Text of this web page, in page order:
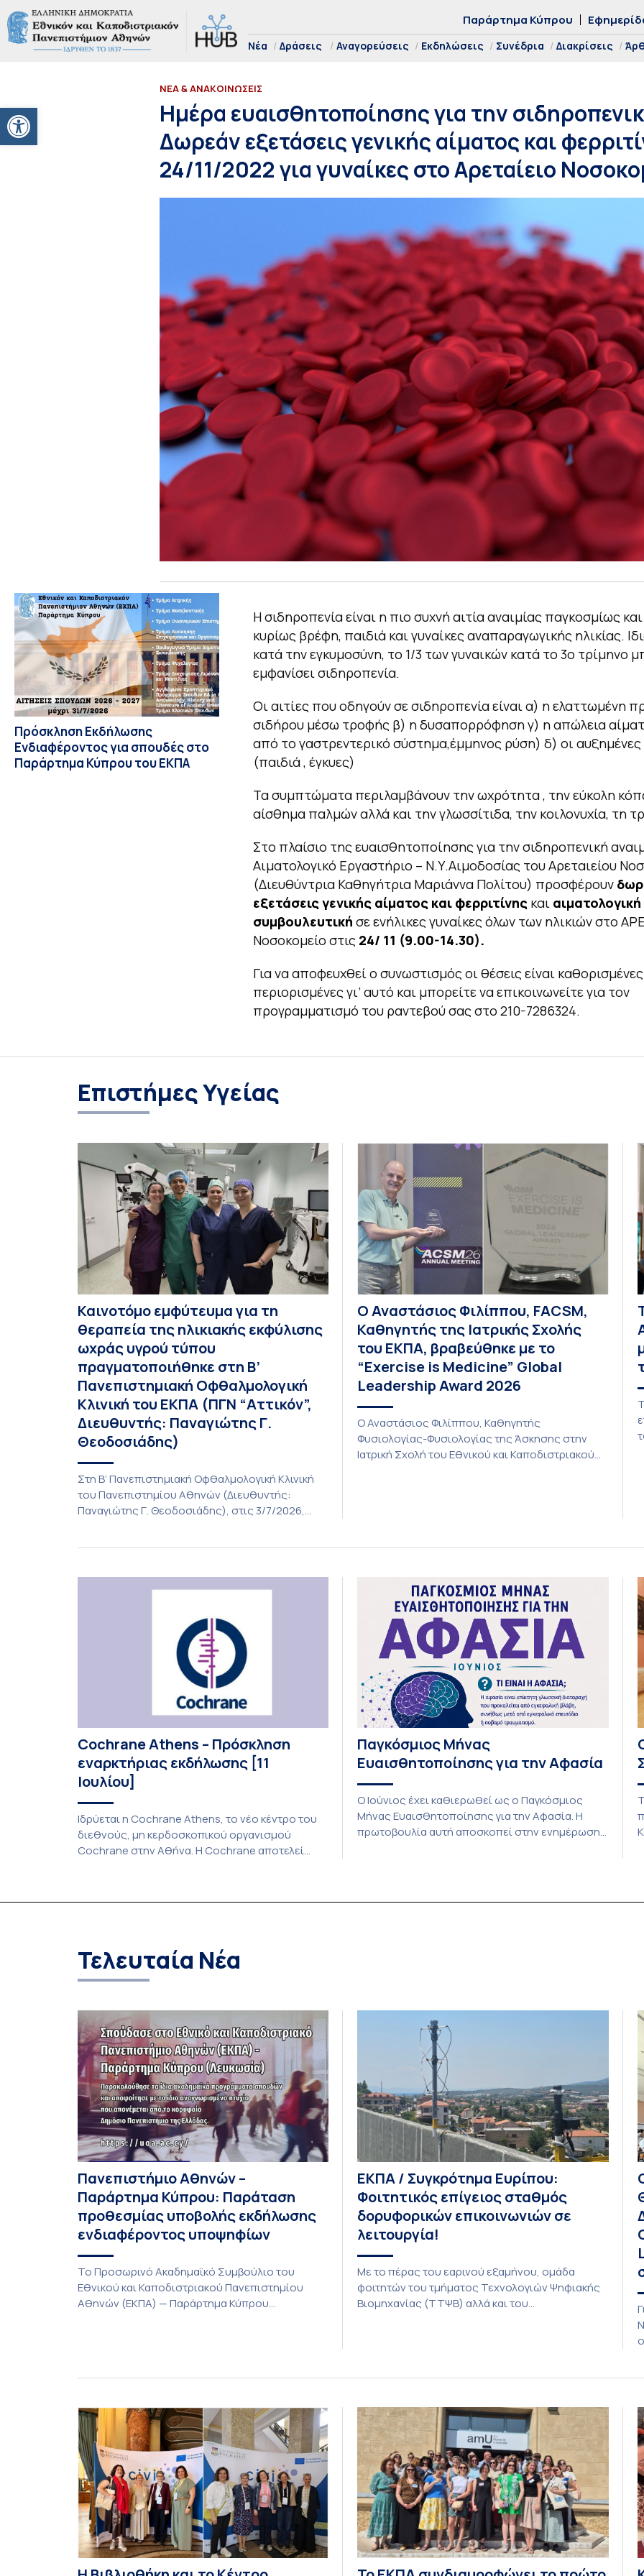
Ανοίξτε τη γραμμή εργαλείων
Παράρτημα Κύπρου
Νέα Δράσεις Αναγορεύσεις Εκδηλώσεις Συνέδρια Διακρίσεις
ΝΕΑ & ΑΝΑΚΟΙΝΩΣΕΙΣ
Ημέρα ευαισθητοποίησης για την
Δωρεάν εξετάσεις γενικής αίματος και
24/11/2022 για γυναίκες στο Αρεταίειο
Πρόσκληση Εκδήλωσης
Ενδιαφέροντος για σπουδές στο
Παράρτημα Κύπρου του ΕΚΠΑ
Η σιδηροπενία είναι η πιο συχνή αιτία αναιμίας παγκοσμίως
κυρίως βρέφη, παιδιά και γυναίκες αναπαραγωγικής ηλικίας.
κατά την εγκυμοσύνη, το 1/3 των γυναικών κατά το 3ο τρίμηνο
εμφανίσει σιδηροπενία.
Οι αιτίες που οδηγούν σε σιδηροπενία είναι α) η ελαττωμένη
σιδήρου μέσω τροφής β) η δυσαπορρόφηση γ) η απώλεια
από το γαστρεντερικό σύστημα,έμμηνος ρύση) δ) οι αυξημένες
(παιδιά , έγκυες)
Τα συμπτώματα περιλαμβάνουν την ωχρότητα , την εύκολη
αίσθημα παλμών αλλά και την γλωσσίτιδα, την κοιλονυχία, τη
Στο πλαίσιο της ευαισθητοποίησης για την σιδηροπενική
Αιματολογικό Εργαστήριο – Ν.Υ.Αιμοδοσίας του Αρεταιείου
(Διευθύντρια Καθηγήτρια Μαριάννα Πολίτου) προσφέρουν
εξετάσεις γενικής αίματος και φερριτίνης και αιματολογική
συμβουλευτική σε ενήλικες γυναίκες όλων των ηλικιών στο
Νοσοκομείο στις 24/ 11 (9.00-14.30).
Για να αποφευχθεί ο συνωστισμός οι θέσεις είναι
περιορισμένες γι’ αυτό και μπορείτε να επικοινωνείτε για τον
προγραμματισμό του ραντεβού σας στο 210-7286324.
Επιστήμες Υγείας
Καινοτόμο εμφύτευμα για τη
θεραπεία της ηλικιακής εκφύλισης
ωχράς υγρού τύπου
πραγματοποιήθηκε στη Β’
Πανεπιστημιακή Οφθαλμολογική
Κλινική του ΕΚΠΑ (ΠΓΝ “Αττικόν”,
Διευθυντής: Παναγιώτης Γ.
Θεοδοσιάδης)
Στη Β’ Πανεπιστημιακή Οφθαλμολογική Κλινική
του Πανεπιστημίου Αθηνών (Διευθυντής:
Παναγιώτης Γ. Θεοδοσιάδης), στις 3/7/2026,
Sightspire σε ασθενή 82 ετών με ηλικιακή
εκφύλιση ωχράς υγρού τύπου. Το ένθεμα αυτό
νεοαγγειακή ηλικιακή εκφύλιση ωχράς, […]
Ο Αναστάσιος Φιλίππου, FACSM,
Καθηγητής της Ιατρικής Σχολής
του ΕΚΠΑ, βραβεύθηκε με το
“Exercise is Medicine” Global
Leadership Award 2026
Ο Αναστάσιος Φιλίππου, Καθηγητής
Φυσιολογίας-Φυσιολογίας της Άσκησης στην
Ιατρική Σχολή του Εθνικού και Καποδιστριακού
προσωπικότητες, των οποίων η ηγετική δράση
Cochrane Athens – Πρόσκληση
εναρκτήριας εκδήλωσης [11
Ιουλίου]
Ιδρύεται η Cochrane Athens, το νέο κέντρο του
διεθνούς, μη κερδοσκοπικού οργανισμού
Cochrane στην Αθήνα. Η Cochrane αποτελεί
Φορείς Χάραξης Πολιτικής Υγείας,
Οργανισμούς, επαγγελματίες υγείας, ασθενείς
Παγκόσμιος Μήνας
Ευαισθητοποίησης για την Αφασία
Ο Ιούνιος έχει καθιερωθεί ως ο Παγκόσμιος
Μήνας Ευαισθητοποίησης για την Αφασία. Η
πρωτοβουλία αυτή αποσκοπεί στην ενημέρωση
Τελευταία Νέα
Πανεπιστήμιο Αθηνών –
Παράρτημα Κύπρου: Παράταση
προθεσμίας υποβολής εκδήλωσης
ενδιαφέροντος υποψηφίων
Το Προσωρινό Ακαδημαϊκό Συμβούλιο του
Εθνικού και Καποδιστριακού Πανεπιστημίου
Αθηνών (ΕΚΠΑ) — Παράρτημα Κύπρου
Προγράμματα Σπουδών, Τμημάτων του
το ακαδημαϊκό έτος 2026-2027, έως τη Δευτέρα
31 Αυγούστου 2026. […]
ΕΚΠΑ / Συγκρότημα Ευρίπου:
Φοιτητικός επίγειος σταθμός
δορυφορικών επικοινωνιών σε
λειτουργία!
Με το πέρας του εαρινού εξαμήνου, ομάδα
φοιτητών του τμήματος Τεχνολογιών Ψηφιακής
Βιομηχανίας (ΤΤΨΒ) αλλά και του
εντάσσεται στο παγκόσμιο δίκτυο SatNOGS. Η
φοιτητών του ΤΤΨΒ στο Open Source […]